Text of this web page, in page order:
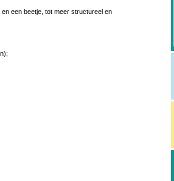
een beetje, tot meer structureel en